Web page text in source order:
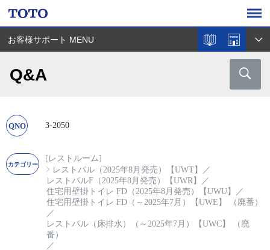
お客様サポート MENU
Q&A
3-2050
[レストルーム]
レストパル（2025年8月発売）【UWT】
／
レストパルF（2025年8月発売）【UWR】
／
住宅用壁掛トイレ FD（2025年8月発売）【UWU】
／
住宅用壁掛トイレ FD（～2025年7月）【UWE】 （廃番）
／
レストパル（床排水）（～2025年7月）【UWC】 （廃
番）
／